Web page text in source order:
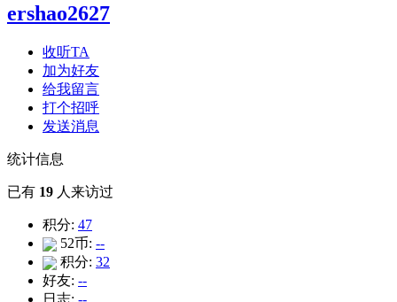
ershao2627
收听TA
加为好友
给我留言
打个招呼
发送消息
统计信息
已有 19 人来访过
积分: 47
52币: --
积分: 32
好友: --
日志: --